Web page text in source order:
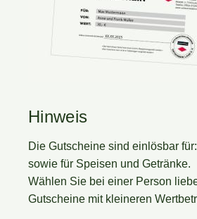
Hinweis
Die Gutscheine sind einlösbar
sowie für Speisen und Getränke.
Wählen Sie bei einer Person
Gutscheine mit kleineren